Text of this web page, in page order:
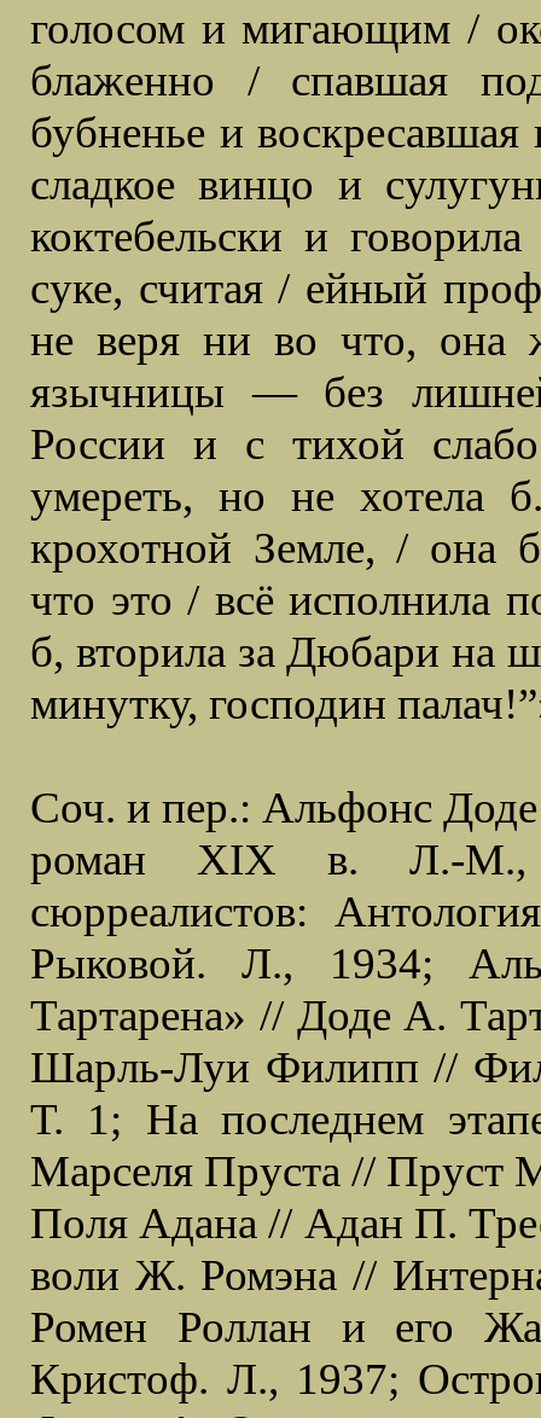
голосом и мигающим /
блаженно / спавшая
бубненье и
сладкое винцо и
коктебельски и
суке, считая / ейный
не веря ни во что, она
язычницы — без
России и с тихой
умереть, но не хотела
крохотной Земле, / она
что это / всё исполнила
б, вторила за Дюбари на
минутку, господин
Соч. и пер.: Альфонс
роман XIX в. Л.-М.,
сюрреалистов:
Рыковой. Л., 1934;
Тартарена» // Доде А.
Шарль-Луи Филипп //
Т. 1; На последнем
Марселя Пруста // Пруст
Поля Адана // Адан П.
воли Ж. Ромэна //
Ромен Роллан и его
Кристоф. Л., 1937;